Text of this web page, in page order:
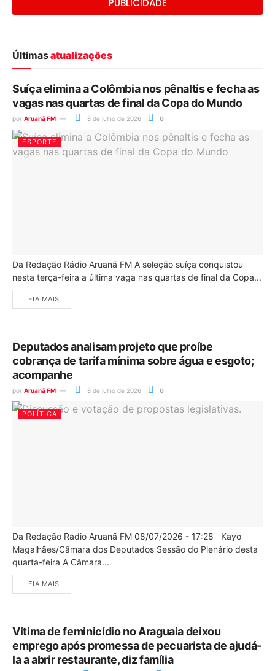
PUBLICIDADE
Últimasatualizações
Suíça elimina a Colômbia nos pênaltis e fecha as
vagas nas quartas de final da Copa do Mundo
por Aruanã FM 8 de julho de 2026 0
ESPORTE
Da Redação Rádio Aruanã FM A seleção suíça conquistou
nesta terça-feira a última vaga nas quartas de final da Copa...
LEIA MAIS
Deputados analisam projeto que proíbe
cobrança de tarifa mínima sobre água e esgoto;
acompanhe
por Aruanã FM 8 de julho de 2026 0
POLÍTICA
Da Redação Rádio Aruanã FM 08/07/2026 - 17:28 Kayo
Magalhães/Câmara dos Deputados Sessão do Plenário desta
quarta-feira A Câmara...
LEIA MAIS
Vítima de feminicídio no Araguaia deixou
emprego após promessa de pecuarista de ajudá-
la a abrir restaurante, diz família